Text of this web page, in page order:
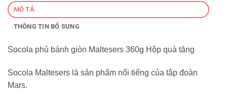
MÔ TẢ
THÔNG TIN BỔ SUNG
Socola phủ bánh giòn Maltesers 360g Hộp quà tặng
Socola Maltesers là sản phẩm nổi tiếng của tập đoàn
Mars.